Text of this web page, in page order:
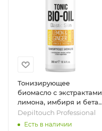
Тонизирующее
биомасло с экстрактами
лимона, имбиря и бета-
каротином, 300 мл,
бренд - Depiltouch
Depiltouch Professional
Есть в наличии